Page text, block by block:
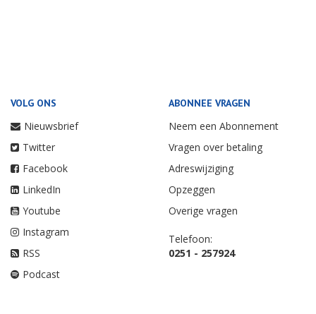
VOLG ONS
Nieuwsbrief
Twitter
Facebook
LinkedIn
Youtube
Instagram
RSS
Podcast
ABONNEE VRAGEN
Neem een Abonnement
Vragen over betaling
Adreswijziging
Opzeggen
Overige vragen
Telefoon:
0251 - 257924